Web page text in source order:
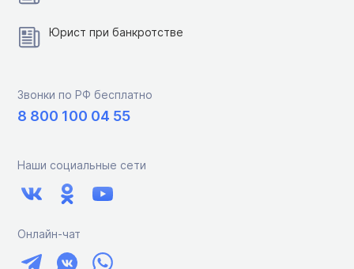
Юрист при банкротстве
Звонки по РФ бесплатно
8 800 100 04 55
Наши социальные сети
Онлайн-чат